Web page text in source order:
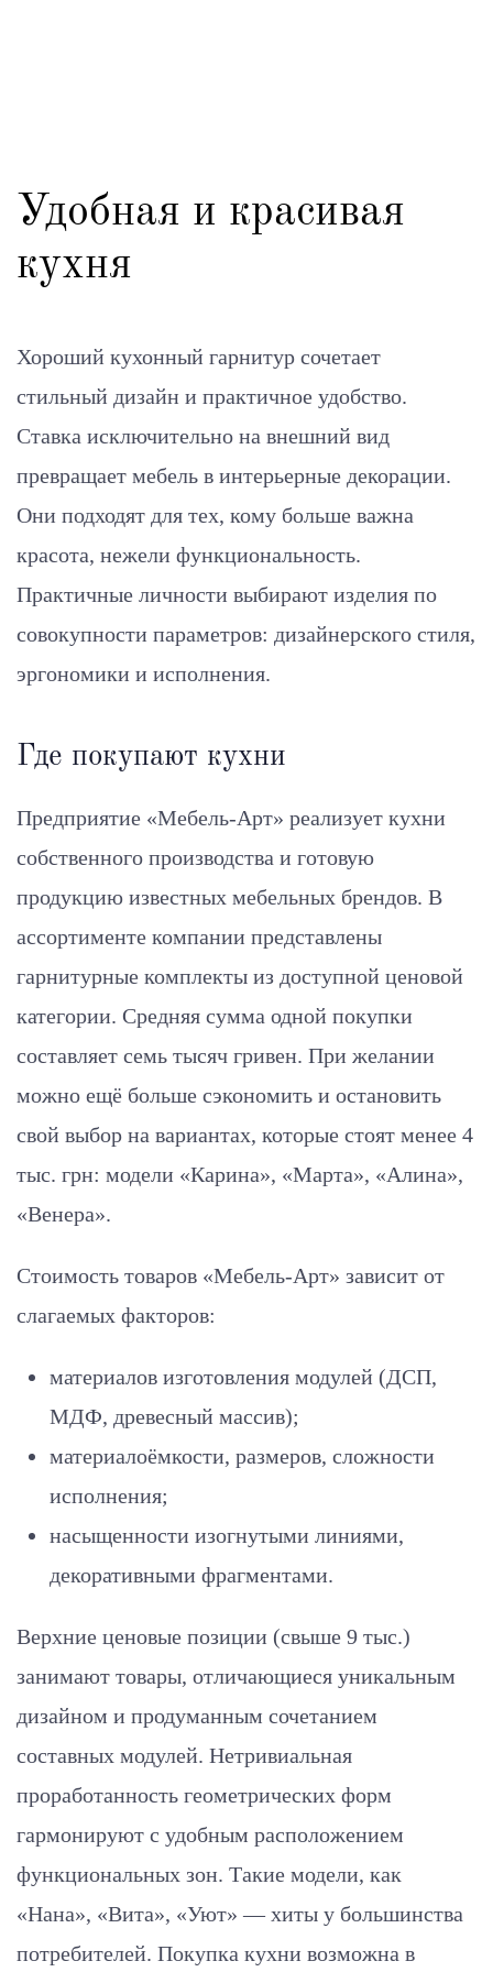
Удобная и красивая
кухня
Хороший кухонный гарнитур сочетает
стильный дизайн и практичное удобство.
Ставка исключительно на внешний вид
превращает мебель в интерьерные декорации.
Они подходят для тех, кому больше важна
красота, нежели функциональность.
Практичные личности выбирают изделия по
совокупности параметров: дизайнерского стиля,
эргономики и исполнения.
Где покупают кухни
Предприятие «Мебель-Арт» реализует кухни
собственного производства и готовую
продукцию известных мебельных брендов. В
ассортименте компании представлены
гарнитурные комплекты из доступной ценовой
категории. Средняя сумма одной покупки
составляет семь тысяч гривен. При желании
можно ещё больше сэкономить и остановить
свой выбор на вариантах, которые стоят менее 4
тыс. грн: модели «Карина», «Марта», «Алина»,
«Венера».
Стоимость товаров «Мебель-Арт» зависит от
слагаемых факторов:
материалов изготовления модулей (ДСП,
МДФ, древесный массив);
материалоёмкости, размеров, сложности
исполнения;
насыщенности изогнутыми линиями,
декоративными фрагментами.
Верхние ценовые позиции (свыше 9 тыс.)
занимают товары, отличающиеся уникальным
дизайном и продуманным сочетанием
составных модулей. Нетривиальная
проработанность геометрических форм
гармонируют с удобным расположением
функциональных зон. Такие модели, как
«Нана», «Вита», «Уют» — хиты у большинства
потребителей. Покупка кухни возможна в